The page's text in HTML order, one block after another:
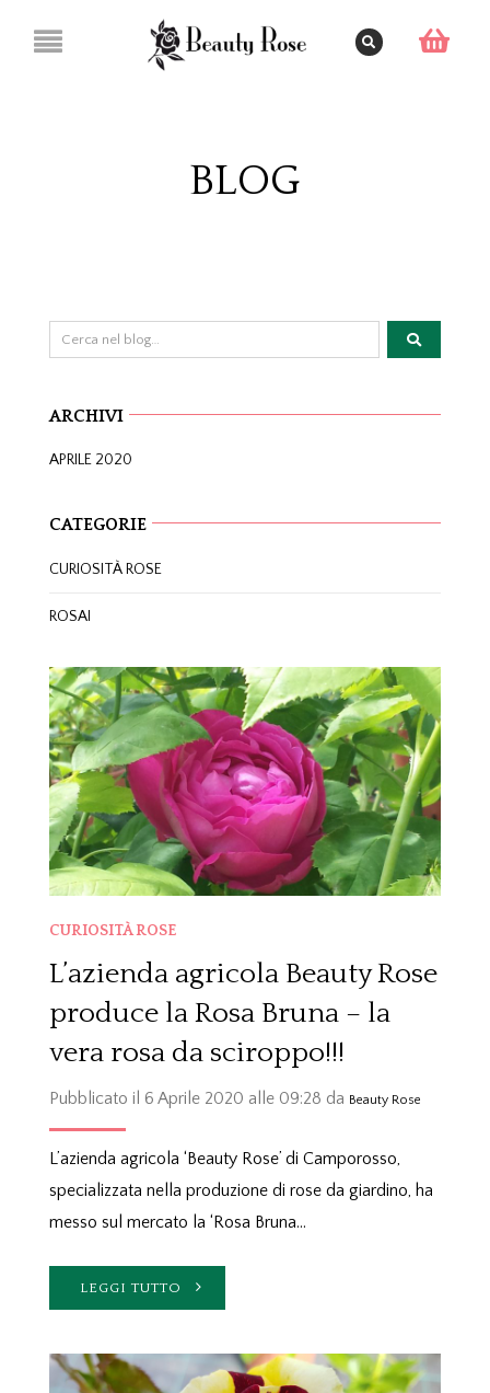
BLOG
CURIOSITÀ ROSE
L’azienda agricola Beauty Rose
produce la Rosa Bruna – la
vera rosa da sciroppo!!!
Pubblicato il 6 Aprile 2020 alle 09:28 da Beauty Rose
L’azienda agricola ‘Beauty Rose’ di Camporosso,
specializzata nella produzione di rose da giardino, ha
messo sul mercato la ‘Rosa Bruna…
LEGGI TUTTO
ARCHIVI
APRILE 2020
CATEGORIE
CURIOSITÀ ROSE
ROSAI